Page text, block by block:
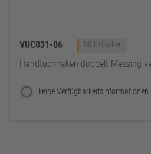
VUC031-06 Möbelhaken
Handtuchhaken doppelt Messing
keine Verfügbarkeitsinformationen